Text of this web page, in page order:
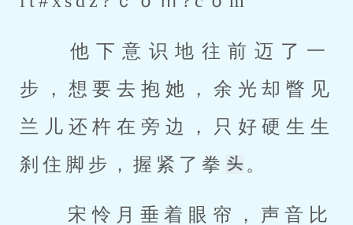
步，想要去抱她，余光却瞥见
兰儿还杵在旁边，只好硬生生
刹住脚步，握紧了拳
。